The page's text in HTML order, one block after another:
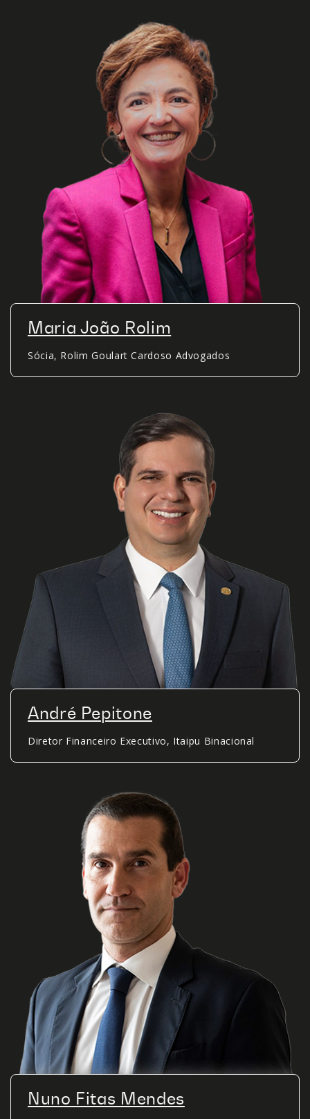
Maria João Rolim
Sócia, Rolim Goulart Cardoso Advogados
André Pepitone
Diretor Financeiro Executivo, Itaipu Binacional
Nuno Fitas Mendes